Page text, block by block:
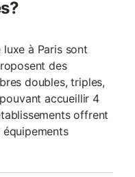
à Paris sont
des
doubles, triples,
accueillir 4
offrent